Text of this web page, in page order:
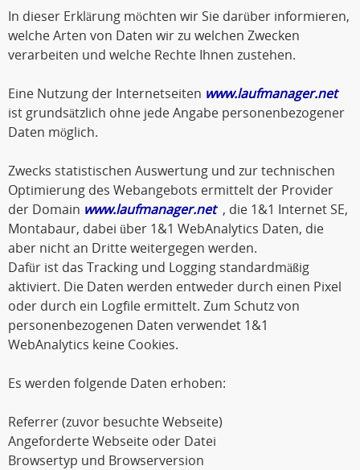
In dieser Erklärung möchten wir Sie darüber informieren,
welche Arten von Daten wir zu welchen Zwecken
verarbeiten und welche Rechte Ihnen zustehen.
Eine Nutzung der Internetseiten www.laufmanager.net
ist grundsätzlich ohne jede Angabe personenbezogener
Daten möglich.
Zwecks statistischen Auswertung und zur technischen
Optimierung des Webangebots ermittelt der Provider
der Domain www.laufmanager.net, die 1&1 Internet SE,
Montabaur, dabei über 1&1 WebAnalytics Daten, die
aber nicht an Dritte weitergegen werden.
Dafür ist das Tracking und Logging standardmäßig
aktiviert. Die Daten werden entweder durch einen Pixel
oder durch ein Logfile ermittelt. Zum Schutz von
personenbezogenen Daten verwendet 1&1
WebAnalytics keine Cookies.
Es werden folgende Daten erhoben:
Referrer (zuvor besuchte Webseite)
Angeforderte Webseite oder Datei
Browsertyp und Browserversion